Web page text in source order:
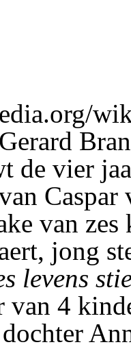
Gerard
de vier
Caspar
van
jong
levens
van 4